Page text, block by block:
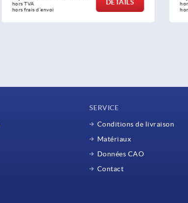
hors TVA
hors frais d’envoi
DÉTAILS
hors
hors
SERVICE
Conditions de livraison
Matériaux
Données CAO
Contact